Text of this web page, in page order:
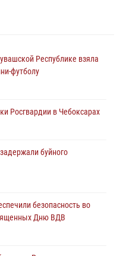
Республике взяла
футболу
Росгвардии в Чебоксарах
буйного
безопасность во
Дню ВДВ